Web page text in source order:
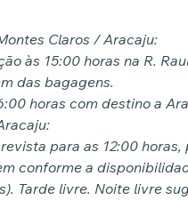
Claros / Aracaju:
às 15:00 horas na R.
das bagagens.
horas com destino a
para as 12:00
conforme a
Tarde livre. Noite livre